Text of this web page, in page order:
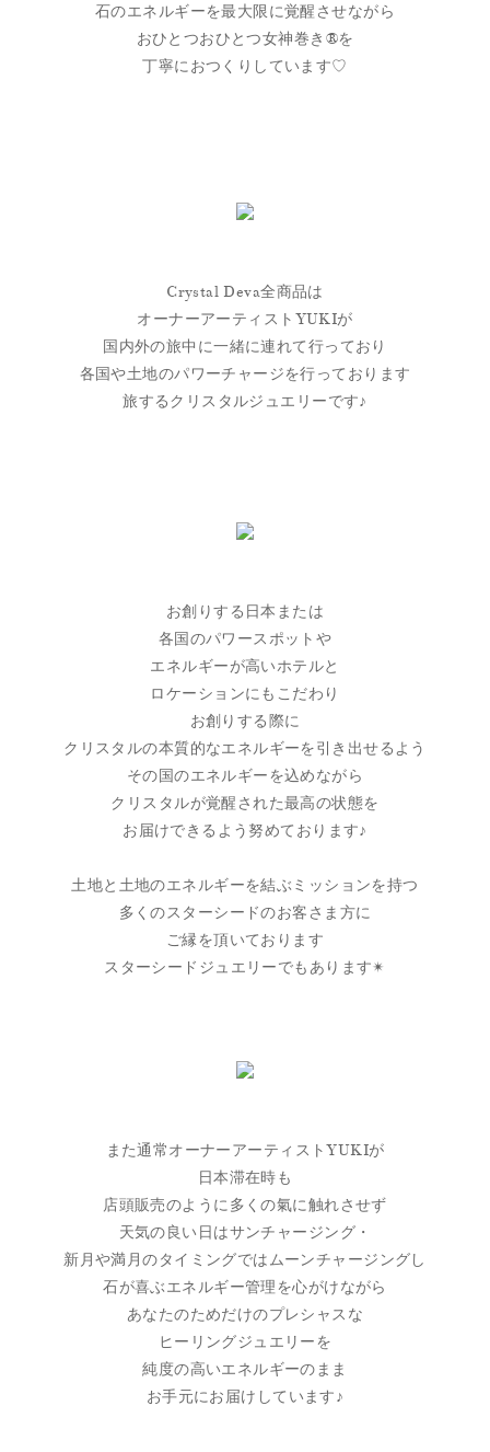
石のエネルギーを最大限に覚醒させながら
おひとつおひとつ女神巻き®を
丁寧におつくりしています♡
Crystal Deva全商品は
オーナーアーティストYUKIが
国内外の旅中に一緒に連れて行っており
各国や土地のパワーチャージを行っております
旅するクリスタルジュエリーです♪
お創りする日本または
各国のパワースポットや
エネルギーが高いホテルと
ロケーションにもこだわり
お創りする際に
クリスタルの本質的なエネルギーを引き出せるよう
その国のエネルギーを込めながら
クリスタルが覚醒された最高の状態を
お届けできるよう努めております♪
土地と土地のエネルギーを結ぶミッションを持つ
多くのスターシードのお客さま方に
ご縁を頂いております
スターシードジュエリーでもあります✴︎
また通常オーナーアーティストYUKIが
日本滞在時も
店頭販売のように多くの氣に触れさせず
天気の良い日はサンチャージング・
新月や満月のタイミングではムーンチャージングし
石が喜ぶエネルギー管理を心がけながら
あなたのためだけのプレシャスな
ヒーリングジュエリーを
純度の高いエネルギーのまま
お手元にお届けしています♪